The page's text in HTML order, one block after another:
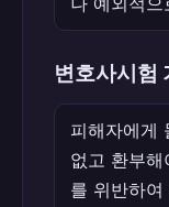
변호사시험
피해자에게
없고 환부
를 위반하